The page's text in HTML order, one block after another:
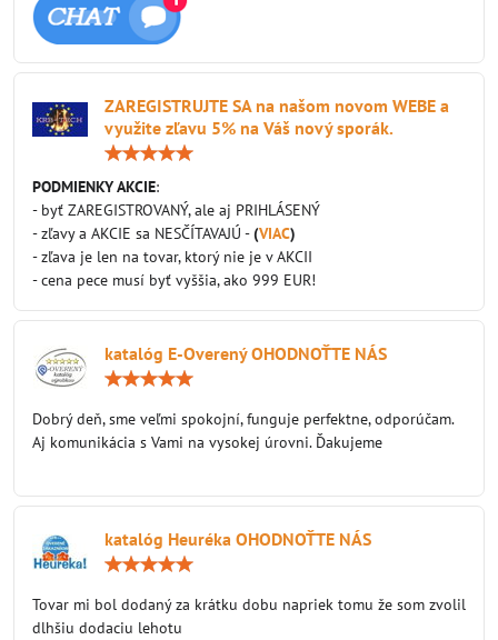
ZAREGISTRUJTE SA na našom novom WEBE a
využite zľavu 5% na Váš nový sporák.
PODMIENKY AKCIE:
- byť ZAREGISTROVANÝ, ale aj PRIHLÁSENÝ
- zľavy a AKCIE sa NESČÍTAVAJÚ -(VIAC)
- zľava je len na tovar, ktorý nie je v AKCII
- cena pece musí byť vyššia, ako 999 EUR!
katalóg E-Overený OHODNOŤTE NÁS
5
Dobrý deň, sme veľmi spokojní, funguje perfektne, odporúčam.
Aj komunikácia s Vami na vysokej úrovni. Ďakujeme
katalóg Heuréka OHODNOŤTE NÁS
5
Tovar mi bol dodaný za krátku dobu napriek tomu že som zvolil
dlhšiu dodaciu lehotu